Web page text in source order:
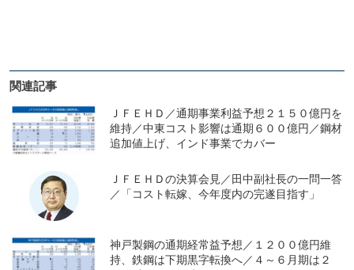
関連記事
ＪＦＥＨＤ／通期事業利益予想２１５０億円を
維持／中東コスト影響は通期６００億円／鋼材
追加値上げ、インド事業でカバー
ＪＦＥＨＤの決算会見／田中副社長の一問一答
／「コスト転嫁、今年度内の完遂目指す」
神戸製鋼の通期経常益予想／１２００億円維
持、鉄鋼は下期黒字転換へ／４～６月期は２